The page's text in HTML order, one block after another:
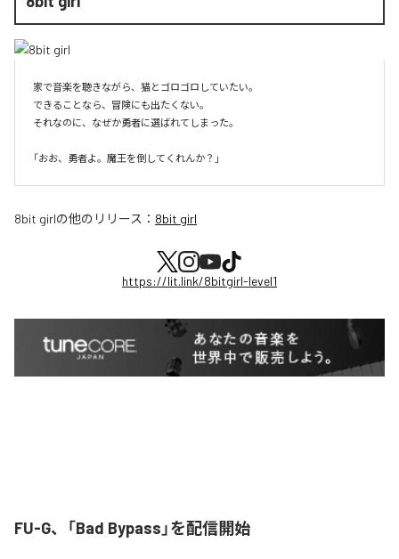
家で音楽を聴きながら、猫とゴロゴロしていたい。
できることなら、冒険にも出たくない。
それなのに、なぜか勇者に選ばれてしまった。
8bit girlの他のリリース： 8bit girl
https://lit.link/8bitgirl-level1
FU-G、「Bad Bypass」を配信開始